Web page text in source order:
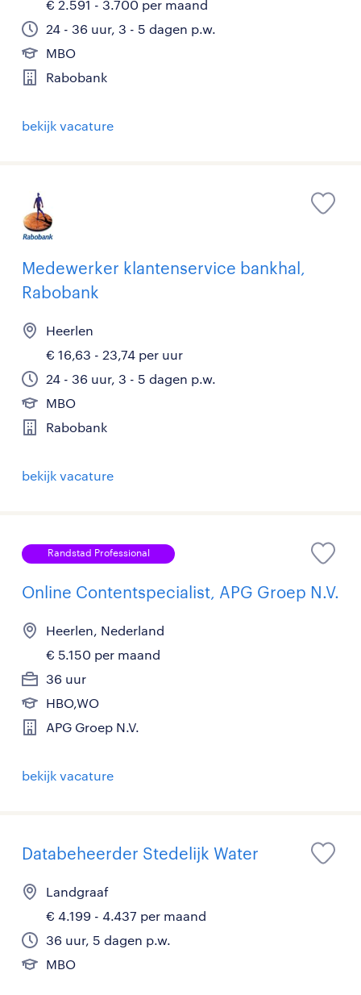
€ 2.591 - 3.700 per maand
24 - 36 uur, 3 - 5 dagen p.w.
MBO
Rabobank
bekijk vacature
Medewerker klantenservice bankhal,
Rabobank
Heerlen
€ 16,63 - 23,74 per uur
24 - 36 uur, 3 - 5 dagen p.w.
MBO
Rabobank
bekijk vacature
Randstad Professional
Online Contentspecialist, APG Groep N.V.
Heerlen, Nederland
€ 5.150 per maand
36 uur
HBO,WO
APG Groep N.V.
bekijk vacature
Databeheerder Stedelijk Water
Landgraaf
€ 4.199 - 4.437 per maand
36 uur, 5 dagen p.w.
MBO